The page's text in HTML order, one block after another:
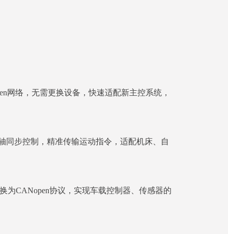
网络，无需更换设备，快速适配新主控系统，
同步控制，精准传输运动指令，适配机床、自
为CANopen协议，实现车载控制器、传感器的